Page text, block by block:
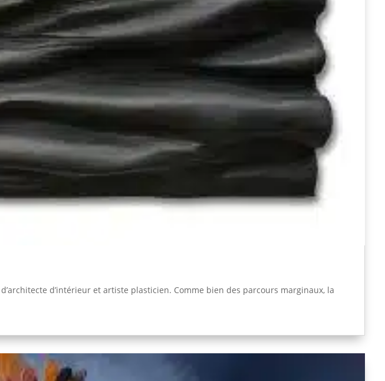
d’intérieur et artiste plasticien. Comme bien des parcours marginaux, la